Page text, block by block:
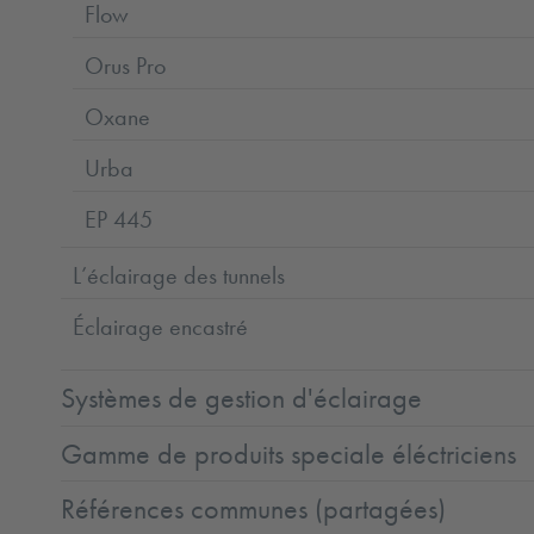
Flow
Orus Pro
Oxane
Urba
EP 445
L’éclairage des tunnels
Éclairage encastré
Systèmes de gestion d'éclairage
Gamme de produits speciale éléctriciens
Références communes (partagées)